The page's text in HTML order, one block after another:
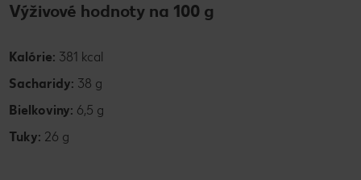
Výživové hodnoty na 100 g
Kalórie: 381 kcal
Sacharidy: 38 g
Bielkoviny: 6,5 g
Tuky: 26 g